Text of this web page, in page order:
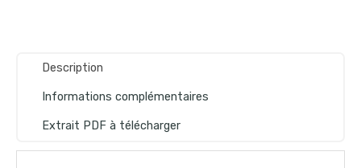
Description
Informations complémentaires
Extrait PDF à télécharger